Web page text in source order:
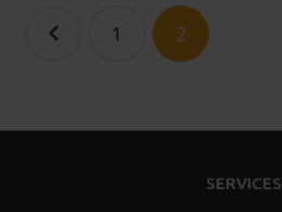
POSTS
NAVIGATION
1 2
SERVICES